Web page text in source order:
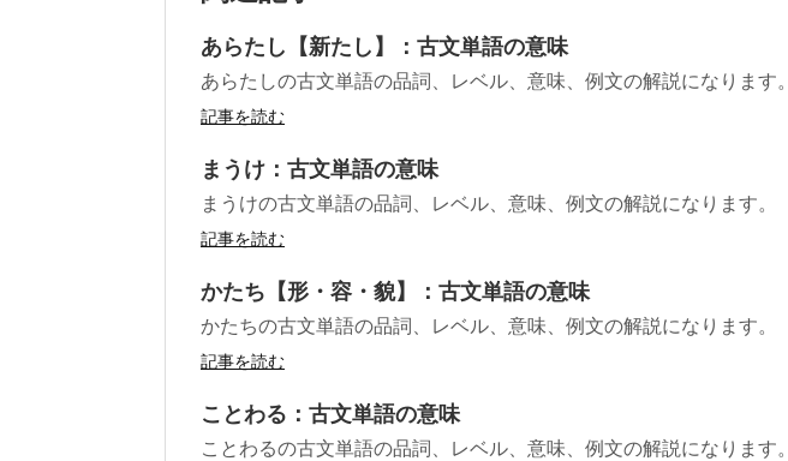
あらたし【新たし】：古文単語の意味
あらたしの古文単語の品詞、レベル、意味、例文の解説になります。
記事を読む
まうけ：古文単語の意味
まうけの古文単語の品詞、レベル、意味、例文の解説になります。
記事を読む
かたち【形・容・貌】：古文単語の意味
かたちの古文単語の品詞、レベル、意味、例文の解説になります。
記事を読む
ことわる：古文単語の意味
ことわるの古文単語の品詞、レベル、意味、例文の解説になります。